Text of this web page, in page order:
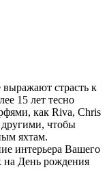
страсть к
15 лет тесно
как Riva, Chris
другими, чтобы
яхтам.
интерьера Вашего
на День рождения